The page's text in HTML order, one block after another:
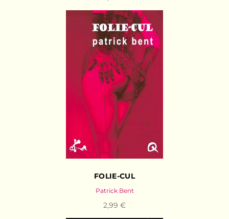
FOLIE-CUL
Patrick Bent
2,99 €